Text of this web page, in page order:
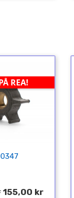
REA!
155,00 kr